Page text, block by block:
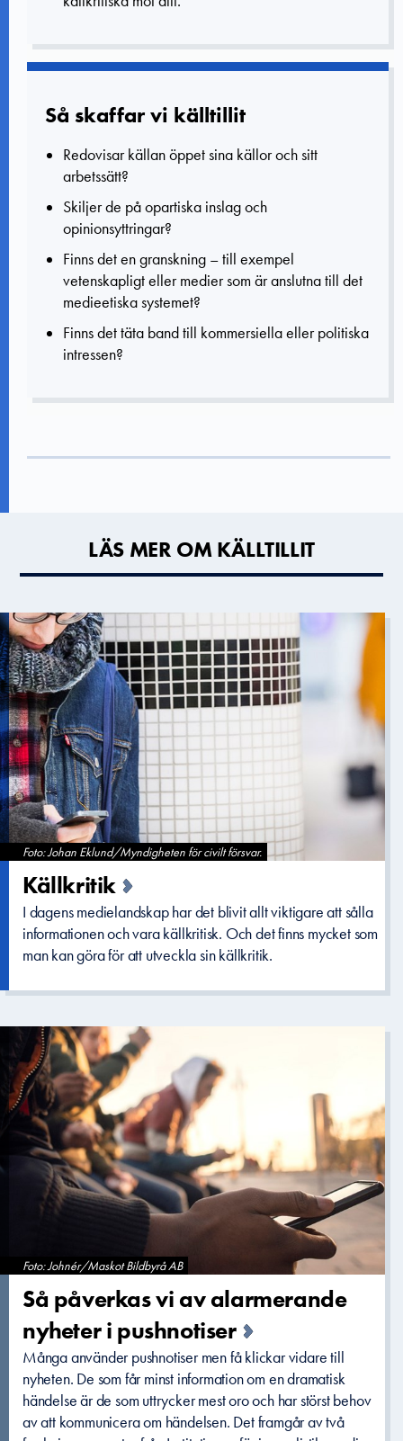
Så skaffar vi källtillit
Redovisar källan öppet sina källor och sitt
arbetssätt?
Skiljer de på opartiska inslag och
opinionsyttringar?
Finns det en granskning – till exempel
vetenskapligt eller medier som är anslutna till det
medieetiska systemet?
Finns det täta band till kommersiella eller politiska
intressen?
LÄS MER OM KÄLLTILLIT
Foto: Johan Eklund/Myndigheten för civilt försvar.
Källkritik­
I dagens medielandskap har det blivit allt viktigare att sålla
informationen och vara källkritisk. Och det finns mycket som
man kan göra för att utveckla sin källkritik.
Foto: Johnér/Maskot Bildbyrå AB
Så påverkas vi av alarmerand­e
nyheter i pushnotise­r
Många använder pushnotiser men få klickar vidare till
nyheten. De som får minst information om en dramatisk
händelse är de som uttrycker mest oro och har störst behov
av att kommunicera om händelsen. Det framgår av två